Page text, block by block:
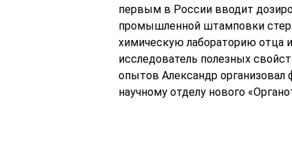
первым в России вводит
промышленной штамповки
химическую лабораторию отца
исследователь полезных
опытов Александр
научному отделу нового